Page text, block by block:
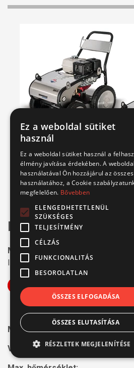
Biemmedue MOBILE
Motoros hidegvizes
Ipari felhasználás
Max. nyomás:
Vízszállítás:
Ez a weboldal sütiket
használ
Ez a weboldal sütiket használ a
élmény javítása érdekében. A
használatával Ön hozzájárul az
használatához, a Cookie
megfelelően. Bővebben
ELENGEDHETETLENÜL
SZÜKSÉGES
TELJESÍTMÉNY
CÉLZÁS
FUNKCIONALITÁS
BESOROLATLAN
ÖSSZES ELFOGADÁSA
ÖSSZES ELUTASÍTÁSA
RÉSZLETEK MEGJELENÍTÉSE